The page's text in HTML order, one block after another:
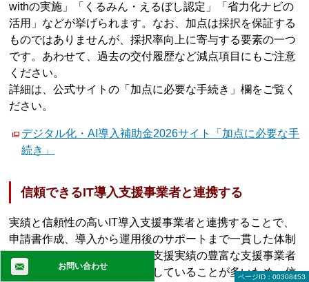
withの実施」「くるみん・えるぼし認定」「省力化ナビの
活用」などが挙げられます。なお、加点は採択を保証する
ものではありませんが、採択率向上に寄与する要素の一つ
です。あわせて、過去の交付履歴など減点項目にもご注意
ください。
詳細は、公式サイトの「加点に必要な手続き」欄をご覧く
ださい。
デジタル化・AI導入補助金2026サイト「加点に必要な手
続き」
信頼できるIT導入支援事業者と連携する
実績と信頼性の高いIT導入支援事業者と連携することで、
申請書作成、導入から運用後のサポートまで一貫した体制
を示すことができます。また支援実績の豊富な支援事業者
は採択や不採択の要因を把握していることが多いため、信
お問い合わせ
ページID：00308453